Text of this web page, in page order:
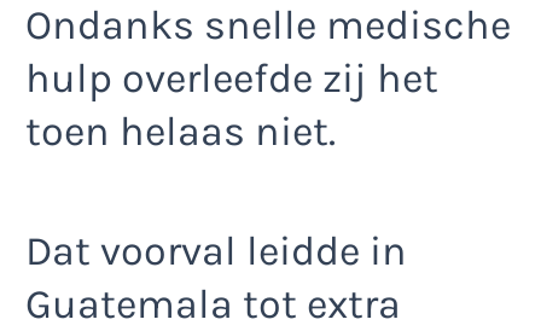
Ondanks snelle medische
hulp overleefde zij het
toen helaas niet.
Dat voorval leidde in
Guatemala tot extra